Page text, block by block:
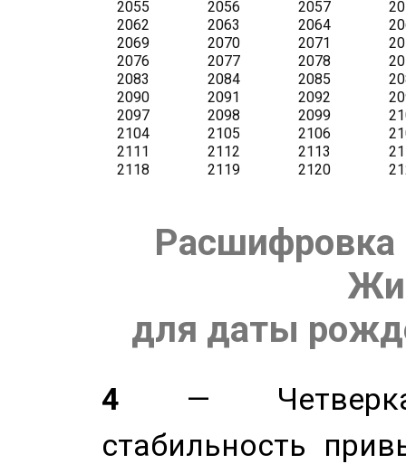
Расшифровка
для даты
4 — Четверка
стабильность